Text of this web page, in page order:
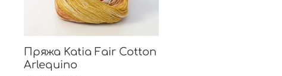
Пряжа Katia Fair Cotton
Arlequino